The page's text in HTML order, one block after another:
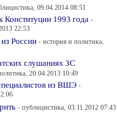
09.04.2014 08:51
Конституции 1993 года -
22:53
России - история и политика,
слушаниях ЗС
20.04.2013 10:49
из ВШЭ -
- публицистика, 03.11.2012 07:43